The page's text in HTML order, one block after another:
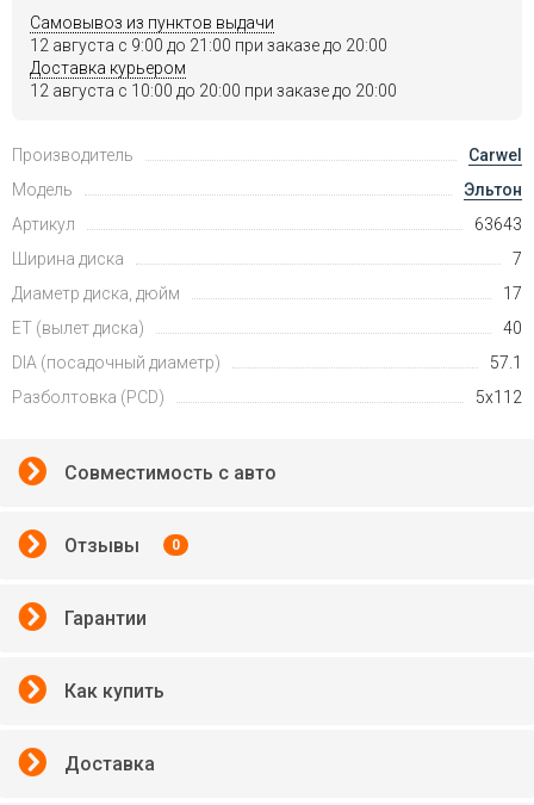
Самовывоз из пунктов выдачи
12 августа c 9:00 до 21:00 при заказе до 20:00
Доставка курьером
12 августа c 10:00 до 20:00 при заказе до 20:00
Производитель
Carwel
Модель
Эльтон
Артикул
63643
Ширина диска
7
Диаметр диска, дюйм
17
ET (вылет диска)
40
DIA (посадочный диаметр)
57.1
Разболтовка (PCD)
5x112
Совместимость с авто
Отзывы 0
Гарантии
Как купить
Доставка